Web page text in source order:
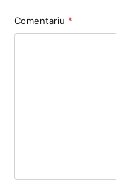
Comentariu *